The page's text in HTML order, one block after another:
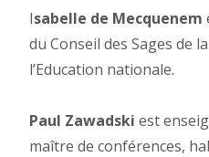
Isabelle de Mecquenem
du Conseil des Sages de
l’Education nationale.
Paul Zawadski est
maître de conférences,